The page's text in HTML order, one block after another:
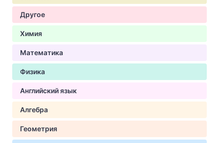
Другое
Химия
Математика
Физика
Английский язык
Алгебра
Геометрия